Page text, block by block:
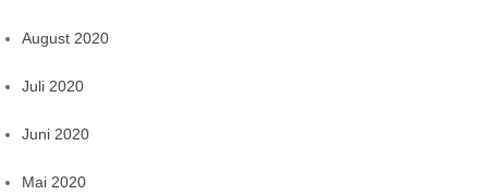
August 2020
Juli 2020
Juni 2020
Mai 2020